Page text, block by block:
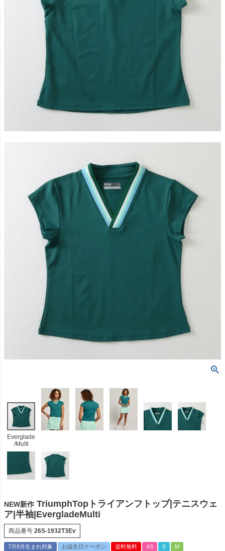
Everglade
/Multi
NEW新作 TriumphTopトライアンフトップ|テニスウェ
ア|半袖|EvergladeMulti
商品番号 26S-1932T3Ev
7月8月生まれ対象 お誕生日クーポン 送料無料 XS S M